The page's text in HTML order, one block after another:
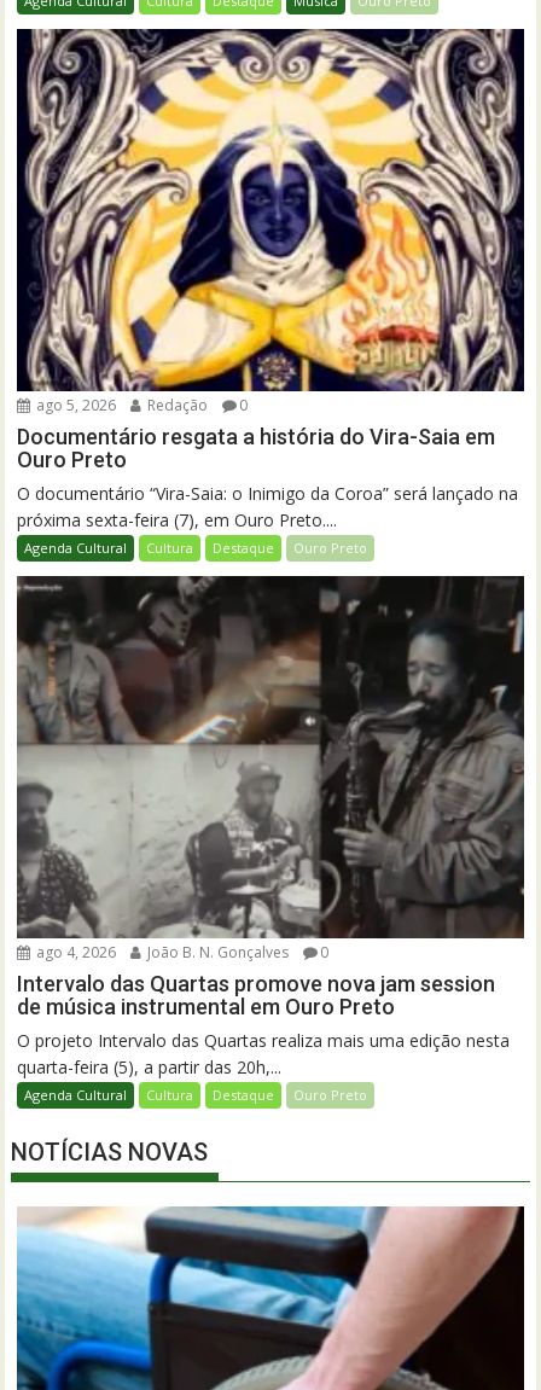
ago 5, 2026 Redação 0
Documentário resgata a história do Vira-Saia em
Ouro Preto
O documentário “Vira-Saia: o Inimigo da Coroa” será lançado na
próxima sexta-feira (7), em Ouro Preto....
Agenda Cultural Cultura Destaque Ouro Preto
ago 4, 2026 João B. N. Gonçalves 0
Intervalo das Quartas promove nova jam session
de música instrumental em Ouro Preto
O projeto Intervalo das Quartas realiza mais uma edição nesta
quarta-feira (5), a partir das 20h,...
Agenda Cultural Cultura Destaque Ouro Preto
NOTÍCIAS NOVAS